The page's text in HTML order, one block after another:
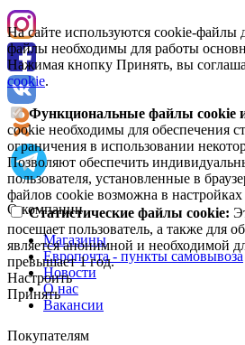
На сайте используются cookie-файлы
файлы необходимы для работы
Нажимая кнопку Принять, вы
cookie.
Функциональные файлы cookie
cookie необходимы для обеспечения
ограничения в использовании
Позволяют обеспечить
пользователя, установленные в
файлов cookie возможна в настройках
Статистические файлы cookie:
посещает пользователь, а также
является анонимной и необходимой
превышает 1 год.
Настроить
Принять
О компании
Магазины
Европочта - пункты самовывоза
Новости
О нас
Вакансии
Покупателям